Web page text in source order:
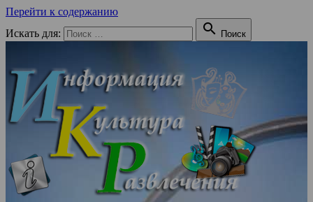
Перейти к содержанию
Искать для:
 Поиск